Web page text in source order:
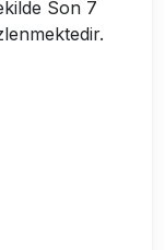
Son 7